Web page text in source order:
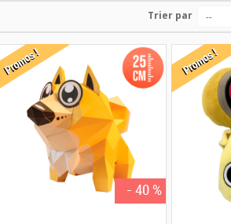
Trier par --
- 40 %
Promos ! Promos !